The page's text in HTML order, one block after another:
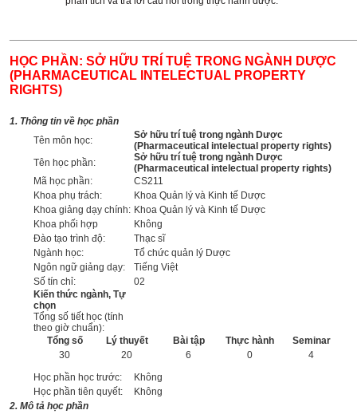
HỌC PHẦN: SỞ HỮU TRÍ TUỆ TRONG NGÀNH DƯỢC
(PHARMACEUTICAL INTELECTUAL PROPERTY
RIGHTS)
1. Thông tin về học phần
Tên môn học:
Sở hữu trí tuệ trong ngành Dược
(Pharmaceutical intelectual property rights)
Tên học phần:
Sở hữu trí tuệ trong ngành Dược
(Pharmaceutical intelectual property rights)
Mã học phần:
CS211
Khoa phụ trách:
Khoa Quản lý và Kinh tế Dược
Khoa giảng dạy chính: Khoa Quản lý và Kinh tế Dược
Khoa phối hợp
Không
Đào tạo trình độ:
Thạc sĩ
Ngành học:
Tổ chức quản lý Dược
Ngôn ngữ giảng dạy:
Tiếng Việt
Số tín chỉ:
02
Kiến thức ngành, Tự
chọn
Tổng số tiết học (tính
theo giờ chuẩn):
Tổng số
Lý thuyết Bài tập Thực hành
Seminar
30
20 6 0
4
Học phần học trước:
Không
Học phần tiên quyết:
Không
2. Mô tả học phần